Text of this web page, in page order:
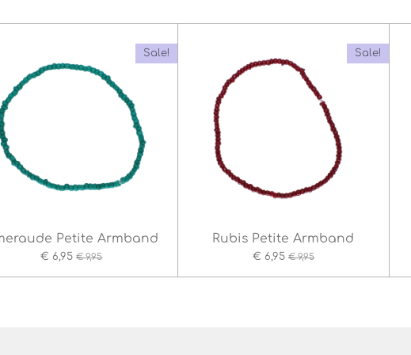
Sale!
Petite Armband
€ 6,95 € 9,95
Sale!
Rubis Petite Armband
€ 6,95 € 9,95